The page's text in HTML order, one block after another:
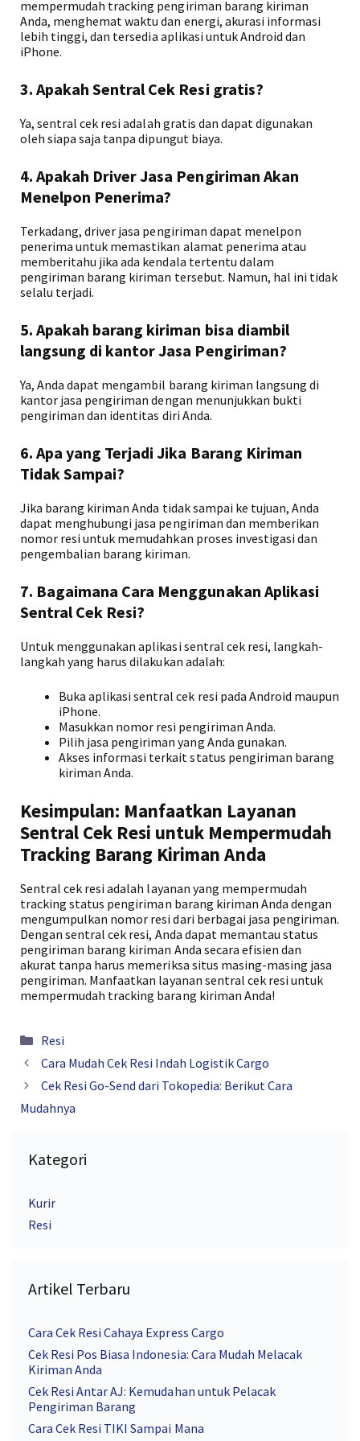
mempermudah tracking pengiriman barang kiriman
Anda, menghemat waktu dan energi, akurasi informasi
lebih tinggi, dan tersedia aplikasi untuk Android dan
iPhone.
3. Apakah Sentral Cek Resi gratis?
Ya, sentral cek resi adalah gratis dan dapat digunakan
oleh siapa saja tanpa dipungut biaya.
4. Apakah Driver Jasa Pengiriman Akan
Menelpon Penerima?
Terkadang, driver jasa pengiriman dapat menelpon
penerima untuk memastikan alamat penerima atau
memberitahu jika ada kendala tertentu dalam
pengiriman barang kiriman tersebut. Namun, hal ini tidak
selalu terjadi.
5. Apakah barang kiriman bisa diambil
langsung di kantor Jasa Pengiriman?
Ya, Anda dapat mengambil barang kiriman langsung di
kantor jasa pengiriman dengan menunjukkan bukti
pengiriman dan identitas diri Anda.
6. Apa yang Terjadi Jika Barang Kiriman
Tidak Sampai?
Jika barang kiriman Anda tidak sampai ke tujuan, Anda
dapat menghubungi jasa pengiriman dan memberikan
nomor resi untuk memudahkan proses investigasi dan
pengembalian barang kiriman.
7. Bagaimana Cara Menggunakan Aplikasi
Sentral Cek Resi?
Untuk menggunakan aplikasi sentral cek resi, langkah-
langkah yang harus dilakukan adalah:
Buka aplikasi sentral cek resi pada Android maupun
iPhone.
Masukkan nomor resi pengiriman Anda.
Pilih jasa pengiriman yang Anda gunakan.
Akses informasi terkait status pengiriman barang
kiriman Anda.
Kesimpulan: Manfaatkan Layanan
Sentral Cek Resi untuk Mempermudah
Tracking Barang Kiriman Anda
Sentral cek resi adalah layanan yang mempermudah
tracking status pengiriman barang kiriman Anda dengan
mengumpulkan nomor resi dari berbagai jasa pengiriman.
Dengan sentral cek resi, Anda dapat memantau status
pengiriman barang kiriman Anda secara efisien dan
akurat tanpa harus memeriksa situs masing-masing jasa
pengiriman. Manfaatkan layanan sentral cek resi untuk
mempermudah tracking barang kiriman Anda!
Kategori
Resi
Cara Mudah Cek Resi Indah Logistik Cargo
Cek Resi Go-Send dari Tokopedia: Berikut Cara
Mudahnya
Kategori
Kurir
Resi
Artikel Terbaru
Cara Cek Resi Cahaya Express Cargo
Cek Resi Pos Biasa Indonesia: Cara Mudah Melacak
Kiriman Anda
Cek Resi Antar AJ: Kemudahan untuk Pelacak
Pengiriman Barang
Cara Cek Resi TIKI Sampai Mana